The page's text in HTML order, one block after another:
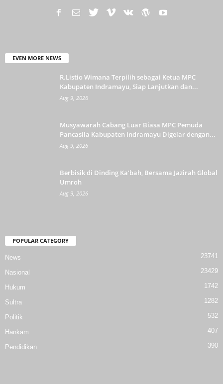
EVEN MORE NEWS
R.Listio Wimana Terpilih sebagai Ketua MPC
Kabupaten Indramayu, Siap Lanjutkan dan...
Aug 9, 2026
Musyawarah Cabang Luar Biasa MPC Pemuda
Pancasila Kabupaten Indramayu Digelar dengan...
Aug 9, 2026
Berbisik di Dinding Ka’bah, Bersama Jazirah Global
Umroh
Aug 9, 2026
POPULAR CATEGORY
News 23741
Nasional 23429
Hukum 1742
Sultra 1282
Politik 532
Hankam 407
Pendidikan 390